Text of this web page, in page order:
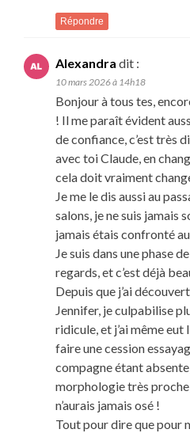
Répondre
Alexandra dit :
10 mars 2026 à 14h18
Bonjour à tous tes,
! Il me paraît évident
de confiance, c’est très
avec toi Claude, en
cela doit vraiment
Je me le dis aussi au
salons, je ne suis jamais
jamais étais confronté
Je suis dans une phase
regards, et c’est déjà
Depuis que j’ai
Jennifer, je culpabilise
ridicule, et j’ai même eut
faire une cession
compagne étant
morphologie très
n’aurais jamais osé !
Tout pour dire que pour